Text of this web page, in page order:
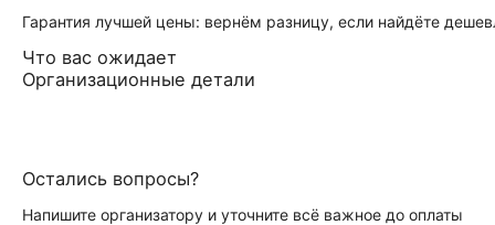
Гарантия лучшей цены: вернём разницу, если найдёте
Что вас ожидает
Организационные детали
Остались вопросы?
Напишите организатору и уточните всё важное до оплаты